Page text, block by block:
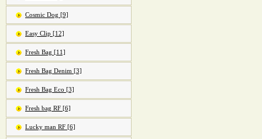
Cosmic Dog [9]
Easy Clip [12]
Fresh Bag [11]
Fresh Bag Denim [3]
Fresh Bag Eco [3]
Fresh bag RF [6]
Lucky man RF [6]